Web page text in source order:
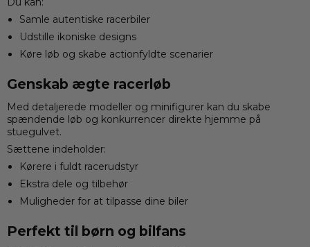
Samle autentiske racerbiler
Udstille ikoniske designs
Køre løb og skabe actionfyldte scenarier
Genskab ægte racerløb
Med detaljerede modeller og minifigurer kan du skabe
spændende løb og konkurrencer direkte hjemme på
stuegulvet.
Sættene indeholder:
Kørere i fuldt racerudstyr
Ekstra dele og tilbehør
Muligheder for at tilpasse dine biler
Perfekt til børn og bilfans